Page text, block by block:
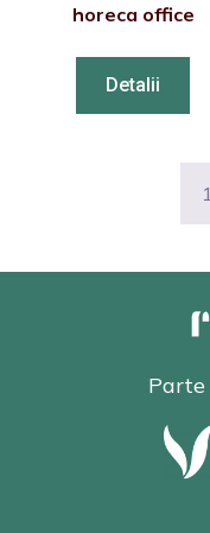
horeca office
Detalii
1